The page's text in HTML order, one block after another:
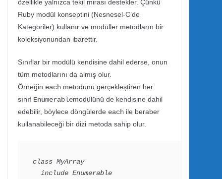
özellikle yalnızca tekil mirası destekler. Çünkü
Ruby modül konseptini (Nesnesel-C’de
Kategoriler) kullanır ve modüller metodların bir
koleksiyonundan ibarettir.
Sınıflar bir modülü kendisine dahil ederse, onun
tüm metodlarını da almış olur.
Örneğin each metodunu gerçekleştiren her
sınıf Enumerablemodülünü de kendisine dahil
edebilir, böylece döngülerde each ile beraber
kullanabileceği bir dizi metoda sahip olur.
class MyArray